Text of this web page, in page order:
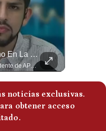
¿El FIN De Infantino En La FIFA? El Grave Pronóstico Sobre Su Renuncia | #EnClaveEconómica
Luis Carrillo Pinto, presidente de APEMD pronostica meses muy difíciles para Infantino y sostiene que una mayor presión de la UEFA, junto con nuevas investigaciones periodísticas, podría llevarlo a dimitir. También menciona renuncias internas y acusaciones de que el proyecto fue impulsado por una sola persona. #GianniInfantino #FIFA #UEFA #LuisCarrilloPinto #APEMD #Futbol #NoticiasDeportivas #Mundial #Shorts 👉 Suscríbete y activa la campana para no perderte nuestro análisis diario. 🌎 Síguenos en nuestras redes sociales: 📌 Web oficial: https://gestion.pe/mundo/ 📌 LinkedIn: http://bit.ly/3HYIET0 📌 X (Twitter): http://bit.ly/4noZtX9 📌 TikTok: http://bit.ly/4evB6TO